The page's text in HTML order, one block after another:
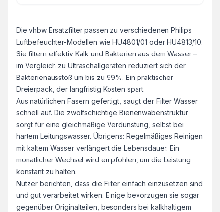
Die vhbw Ersatzfilter passen zu verschiedenen Philips
Luftbefeuchter-Modellen wie HU4801/01 oder HU4813/10.
Sie filtern effektiv Kalk und Bakterien aus dem Wasser –
im Vergleich zu Ultraschallgeräten reduziert sich der
Bakterienausstoß um bis zu 99%. Ein praktischer
Dreierpack, der langfristig Kosten spart.
Aus natürlichen Fasern gefertigt, saugt der Filter Wasser
schnell auf. Die zwölfschichtige Bienenwabenstruktur
sorgt für eine gleichmäßige Verdunstung, selbst bei
hartem Leitungswasser. Übrigens: Regelmäßiges Reinigen
mit kaltem Wasser verlängert die Lebensdauer. Ein
monatlicher Wechsel wird empfohlen, um die Leistung
konstant zu halten.
Nutzer berichten, dass die Filter einfach einzusetzen sind
und gut verarbeitet wirken. Einige bevorzugen sie sogar
gegenüber Originalteilen, besonders bei kalkhaltigem